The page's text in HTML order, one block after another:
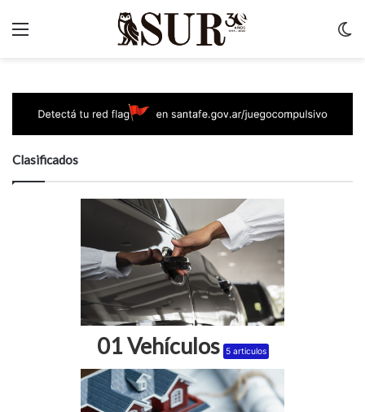
Clasificados
01 Vehículos 5 articulos